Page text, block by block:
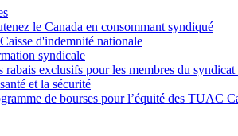
le Canada en consommant syndiqué
d'indemnité nationale
syndicale
rabais exclusifs pour les membres du
et la sécurité
de bourses pour l’équité des TUAC